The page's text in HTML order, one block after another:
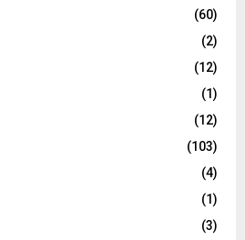
(60)
(2)
(12)
(1)
(12)
(103)
(4)
(1)
(3)